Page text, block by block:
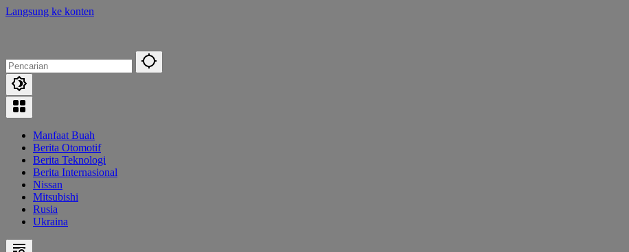
Langsung ke konten
Manfaat Buah
Berita Otomotif
Berita Teknologi
Berita Internasional
Nissan
Mitsubishi
Rusia
Ukraina